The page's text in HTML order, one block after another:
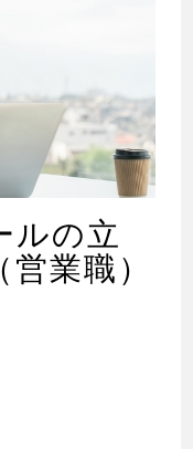
ルの立
業職）